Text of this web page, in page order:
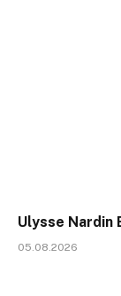
Ulysse
05.08.2026